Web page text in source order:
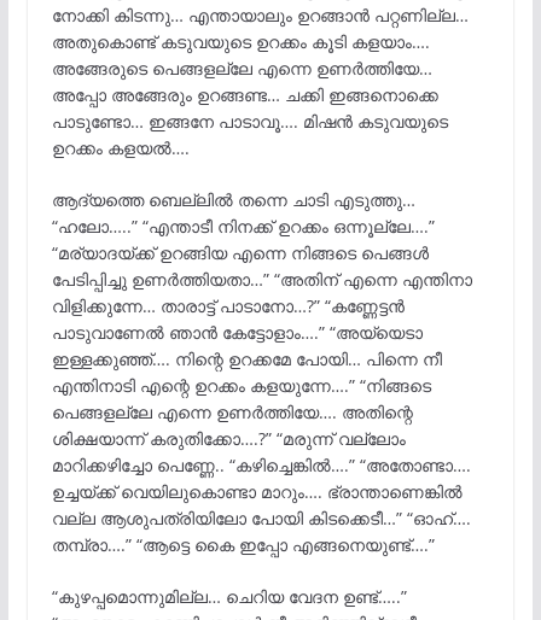
നോക്കി കിടന്നു… എന്തായാലും ഉറങ്ങാൻ പറ്റണില്ല…
അതുകൊണ്ട് കടുവയുടെ ഉറക്കം കൂടി കളയാം….
അങ്ങേരുടെ പെങ്ങളല്ലേ എന്നെ ഉണർത്തിയേ…
അപ്പോ അങ്ങേരും ഉറങ്ങണ്ട… ചക്കി ഇങ്ങനൊക്കെ
പാടുണ്ടോ… ഇങ്ങനേ പാടാവൂ…. മിഷൻ കടുവയുടെ
ഉറക്കം കളയൽ….
ആദ്യത്തെ ബെല്ലിൽ തന്നെ ചാടി എടുത്തു…
“ഹലോ…..” “എന്താടീ നിനക്ക് ഉറക്കം ഒന്നൂല്ലേ….”
“മര്യാദയ്ക്ക് ഉറങ്ങിയ എന്നെ നിങ്ങടെ പെങ്ങൾ
പേടിപ്പിച്ചു ഉണർത്തിയതാ…” “അതിന് എന്നെ എന്തിനാ
വിളിക്കുന്നേ… താരാട്ട് പാടാനോ…?” “കണ്ണേട്ടൻ
പാടുവാണേൽ ഞാൻ കേട്ടോളാം….” “അയ്യെടാ
ഇള്ളക്കുഞ്ഞ്…. നിന്റെ ഉറക്കമേ പോയി… പിന്നെ നീ
എന്തിനാടി എന്റെ ഉറക്കം കളയുന്നേ….” “നിങ്ങടെ
പെങ്ങളല്ലേ എന്നെ ഉണർത്തിയേ…. അതിന്റെ
ശിക്ഷയാന്ന് കരുതിക്കോ….?” “മരുന്ന് വല്ലോം
മാറിക്കഴിച്ചോ പെണ്ണേ.. “കഴിച്ചെങ്കിൽ….” “അതോണ്ടാ….
ഉച്ചയ്ക്ക് വെയിലുകൊണ്ടാ മാറും…. ഭ്രാന്താണെങ്കിൽ
വല്ല ആശുപത്രിയിലോ പോയി കിടക്കെടീ…” “ഓഹ്….
തമ്പ്രാ….” “ആട്ടെ കൈ ഇപ്പോ എങ്ങനെയുണ്ട്….”
“കുഴപ്പമൊന്നുമില്ല… ചെറിയ വേദന ഉണ്ട്…..”